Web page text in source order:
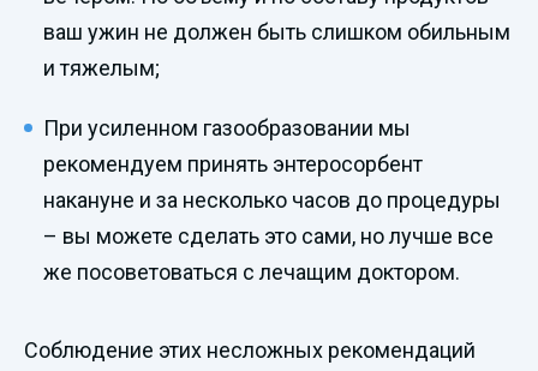
ваш ужин не должен быть слишком обильным
и тяжелым;
При усиленном газообразовании мы
рекомендуем принять энтеросорбент
накануне и за несколько часов до процедуры
– вы можете сделать это сами, но лучше все
же посоветоваться с лечащим доктором.
Соблюдение этих несложных рекомендаций